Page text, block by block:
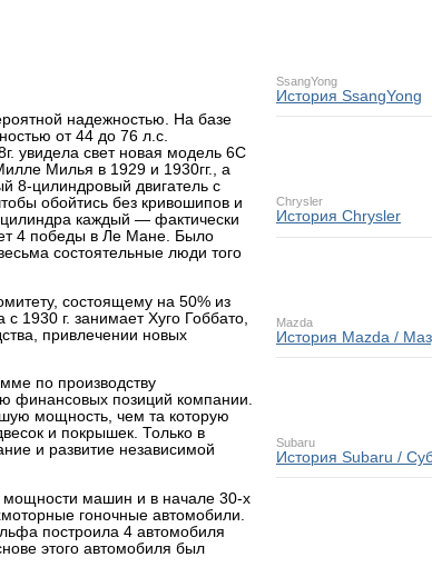
надежностью. На базе
от 44 до 76 л.с.
увидела свет новая модель 6C
Милья в 1929 и 1930гг., а
8-цилиндровый двигатель с
обойтись без кривошипов и
каждый — фактически
4 победы в Ле Мане. Было
состоятельные люди того
состоящему на 50% из
1930 г. занимает Хуго Гоббато,
привлечении новых
по производству
финансовых позиций компании.
мощность, чем та которую
и покрышек. Только в
и развитие независимой
мощности машин и в начале 30-х
гоночные автомобили.
построила 4 автомобиля
этого автомобиля был
SsangYong
История SsangYong
Chrysler
История Chrysler
Mazda
История Mazda /
Subaru
История Subaru /